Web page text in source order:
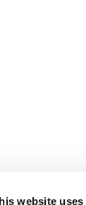
website